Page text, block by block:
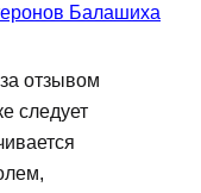
Балашиха
отзывом
следует